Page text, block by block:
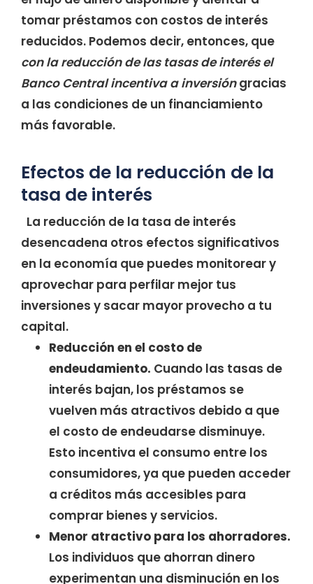
tomar préstamos con costos de interés
reducidos. Podemos decir, entonces, que
con la reducción de las tasas de interésel
Banco Central incentiva a inversióngracias
a las condiciones de un financiamiento
más favorable.
Efectos de la reducción de la
tasa de interés
La reducción de la tasa de interés
desencadena otros efectos significativos
en la economía que puedes monitorear y
aprovechar para perfilar mejor tus
inversiones y sacar mayor provecho a tu
capital.
Reducción en el costo de
endeudamiento. Cuando las tasas de
interés bajan, los préstamos se
vuelven más atractivos debido a que
el costo de endeudarse disminuye.
Esto incentiva el consumo entre los
consumidores, ya que pueden acceder
a créditos más accesibles para
comprar bienes y servicios.
Menor atractivo para los ahorradores.
Los individuos que ahorran dinero
experimentan una disminución en los